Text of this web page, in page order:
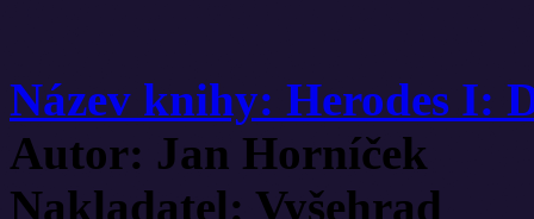
Název knihy: Herodes I:
Autor: Jan Horníček
Nakladatel: Vyšehrad